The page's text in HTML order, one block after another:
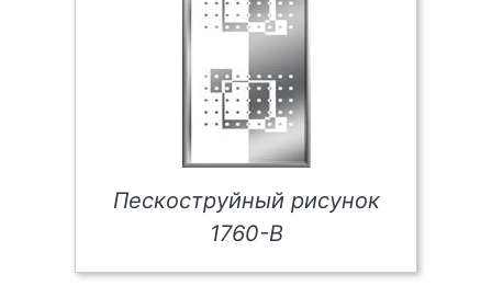
Пескоструйный рисунок
1760-В